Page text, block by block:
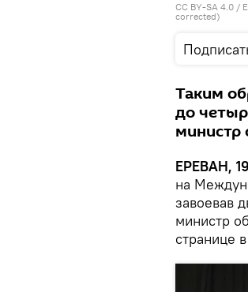
CC BY-SA 4.0 /
corrected)
Таким
до
министр
ЕРЕВАН,
на
завоевав
министр
странице